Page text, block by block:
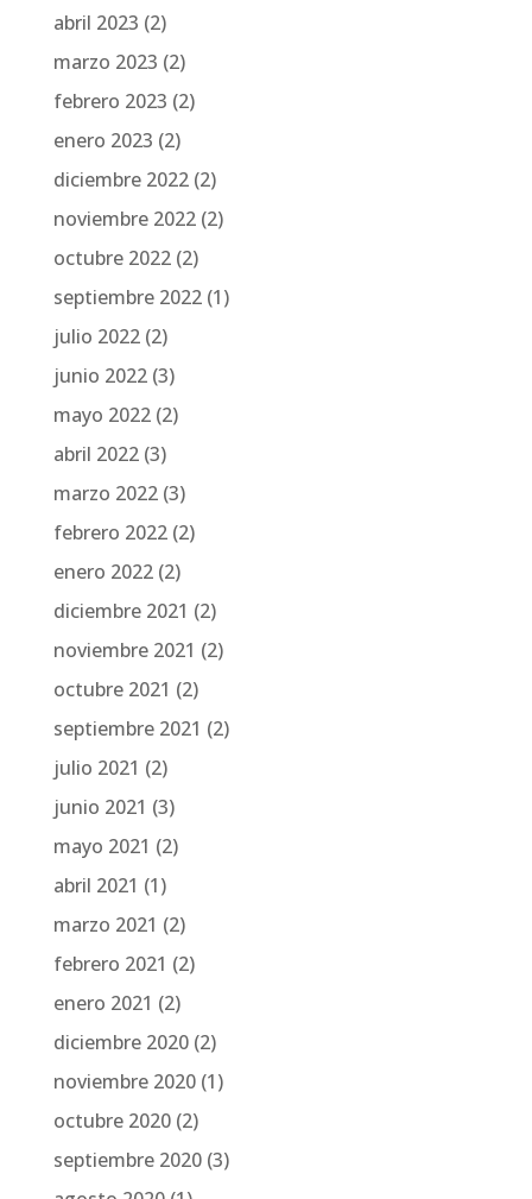
abril 2023 (2)
marzo 2023 (2)
febrero 2023 (2)
enero 2023 (2)
diciembre 2022(2)
noviembre 2022(2)
octubre 2022(2)
septiembre 2022(1)
julio 2022(2)
junio 2022(3)
mayo 2022(2)
abril 2022(3)
marzo 2022(3)
febrero 2022(2)
enero 2022(2)
diciembre 2021 (2)
noviembre 2021 (2)
octubre 2021 (2)
septiembre 2021 (2)
julio 2021 (2)
junio 2021 (3)
mayo 2021 (2)
abril 2021 (1)
marzo 2021 (2)
febrero 2021 (2)
enero 2021 (2)
diciembre 2020(2)
noviembre 2020(1)
octubre 2020(2)
septiembre 2020(3)